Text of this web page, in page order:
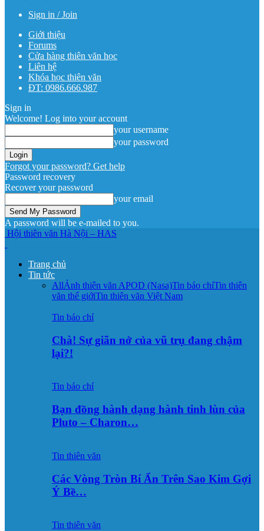
Sign in / Join
Giới thiệu
Forums
Cửa hàng thiên văn học
Liên hệ
Khóa học thiên văn
ĐT: 0986.666.987
Sign in
Welcome! Log into your account
your username
your password
Forgot your password? Get help
Password recovery
Recover your password
your email
A password will be e-mailed to you.
Hội thiên văn Hà Nội – HAS
Trang chủ
Tin tức
AllẢnh thiên văn APOD (Nasa)Tin báo chíTin thiên
văn thế giớiTin thiên văn Việt Nam
Tin báo chí
Chà! Sự giãn nở của vũ trụ đang chậm
lại?!
Tin báo chí
Bạn đồng hành dạng hành tinh lùn của
Pluto – Charon…
Tin thiên văn
Các Vòng Tròn Bí Ẩn Trên Sao Kim Gợi
Ý Bề…
Tin thiên văn